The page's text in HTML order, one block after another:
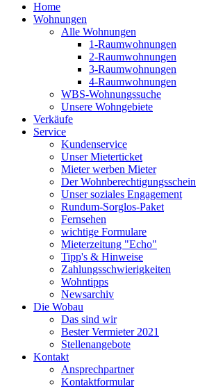
Home
Wohnungen
Alle Wohnungen
1-Raumwohnungen
2-Raumwohnungen
3-Raumwohnungen
4-Raumwohnungen
WBS-Wohnungssuche
Unsere Wohngebiete
Verkäufe
Service
Kundenservice
Unser Mieterticket
Mieter werben Mieter
Der Wohnberechtigungsschein
Unser soziales Engagement
Rundum-Sorglos-Paket
Fernsehen
wichtige Formulare
Mieterzeitung "Echo"
Tipp's & Hinweise
Zahlungsschwierigkeiten
Wohntipps
Newsarchiv
Die Wobau
Das sind wir
Bester Vermieter 2021
Stellenangebote
Kontakt
Ansprechpartner
Kontaktformular